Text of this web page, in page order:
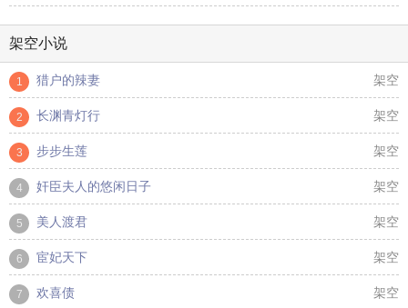
架空小说
1 猎户的辣妻 架空
2 长渊青灯行 架空
3 步步生莲 架空
4 奸臣夫人的悠闲日子 架空
5 美人渡君 架空
6 宦妃天下 架空
7 欢喜债 架空